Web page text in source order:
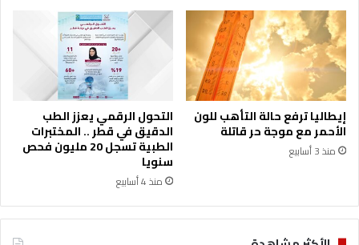
ل
ا
و
ا
ل
ر
ا
ب
ع
ر
إيطاليا ترفع حالة التأهب للون
الأحمر مع موجة حر قاتلة
منذ 3 أسابيع
التحول الرقمي يعزز الطب
الدقيق في قطر .. المختبرات
الطبية تسجل 20 مليون فحص
سنويا
منذ 4 أسابيع